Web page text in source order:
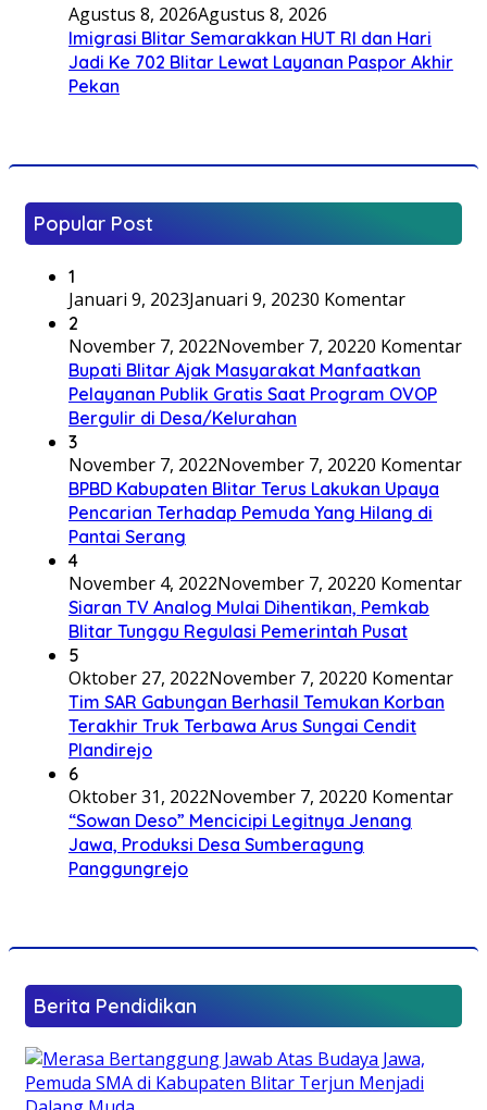
Agustus 8, 2026Agustus 8, 2026
Imigrasi Blitar Semarakkan HUT RI dan Hari
Jadi Ke 702 Blitar Lewat Layanan Paspor Akhir
Pekan
Popular Post
1
Januari 9, 2023Januari 9, 20230 Komentar
2
November 7, 2022November 7, 20220 Komentar
Bupati Blitar Ajak Masyarakat Manfaatkan
Pelayanan Publik Gratis Saat Program OVOP
Bergulir di Desa/Kelurahan
3
November 7, 2022November 7, 20220 Komentar
BPBD Kabupaten Blitar Terus Lakukan Upaya
Pencarian Terhadap Pemuda Yang Hilang di
Pantai Serang
4
November 4, 2022November 7, 20220 Komentar
Siaran TV Analog Mulai Dihentikan, Pemkab
Blitar Tunggu Regulasi Pemerintah Pusat
5
Oktober 27, 2022November 7, 20220 Komentar
Tim SAR Gabungan Berhasil Temukan Korban
Terakhir Truk Terbawa Arus Sungai Cendit
Plandirejo
6
Oktober 31, 2022November 7, 20220 Komentar
“Sowan Deso” Mencicipi Legitnya Jenang
Jawa, Produksi Desa Sumberagung
Panggungrejo
Berita Pendidikan